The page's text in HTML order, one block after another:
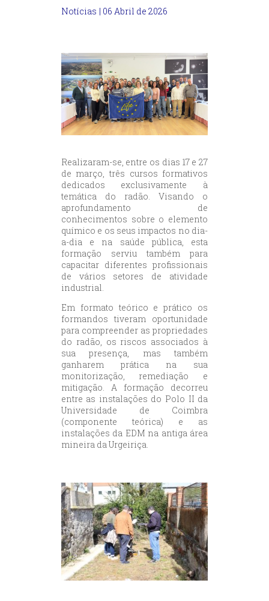
Notícias | 06 Abril de 2026
Realizaram-se, entre os dias 17 e 27
de março, três cursos formativos
dedicados exclusivamente à
temática do radão. Visando o
aprofundamento de
conhecimentos sobre o elemento
químico e os seus impactos no dia-
a-dia e na saúde pública, esta
formação serviu também para
capacitar diferentes profissionais
de vários setores de atividade
industrial.
Em formato teórico e prático os
formandos tiveram oportunidade
para compreender as propriedades
do radão, os riscos associados à
sua presença, mas também
ganharem prática na sua
monitorização, remediação e
mitigação. A formação decorreu
entre as instalações do Polo II da
Universidade de Coimbra
(componente teórica) e as
instalações da EDM na antiga área
mineira da Urgeiriça.